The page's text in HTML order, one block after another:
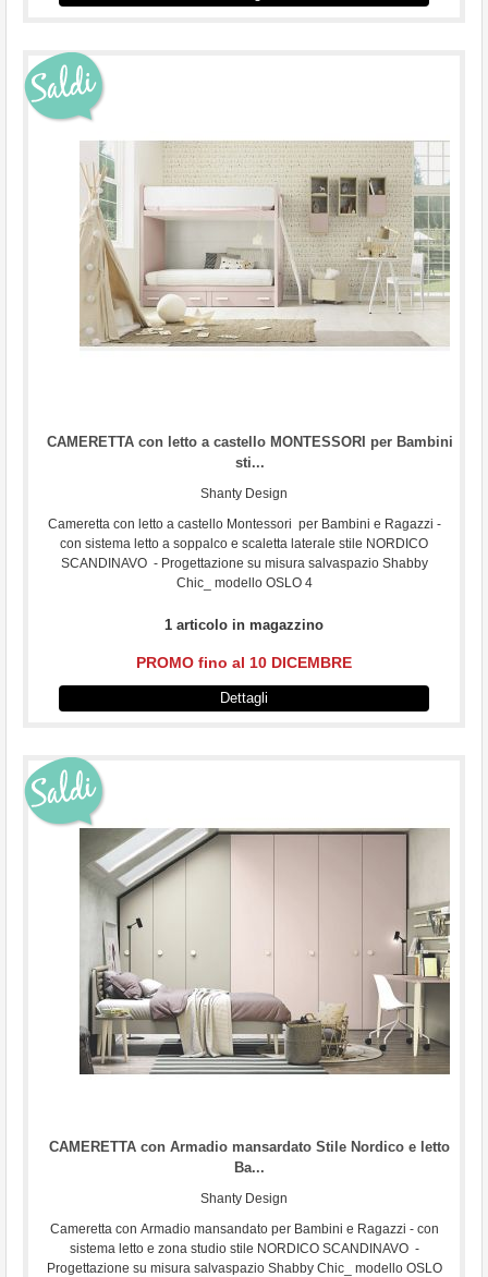
CAMERETTA con letto a castello MONTESSORI per Bambini
sti...
Shanty Design
Cameretta con letto a castello Montessori per Bambini e Ragazzi -
con sistema letto a soppalco e scaletta laterale stile NORDICO
SCANDINAVO - Progettazione su misura salvaspazio Shabby
Chic_ modello OSLO 4
1 articolo in magazzino
PROMO fino al 10 DICEMBRE
Dettagli
CAMERETTA con Armadio mansardato Stile Nordico e letto
Ba...
Shanty Design
Cameretta con Armadio mansandato per Bambini e Ragazzi - con
sistema letto e zona studio stile NORDICO SCANDINAVO -
Progettazione su misura salvaspazio Shabby Chic_ modello OSLO